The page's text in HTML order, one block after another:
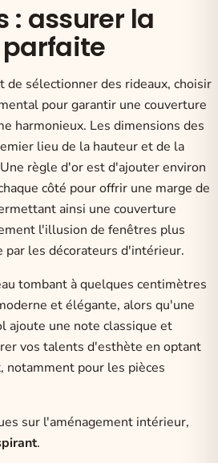
: assurer la
de sélectionner des rideaux, choisir
pour garantir une couverture
harmonieux. Les dimensions des
lieu de la hauteur et de la
règle d'or est d'ajouter environ
côté pour offrir une marge de
ainsi une couverture
l'illusion de fenêtres plus
par les décorateurs d'intérieur.
tombant à quelques centimètres
et élégante, alors qu'une
ajoute une note classique et
vos talents d'esthète en optant
notamment pour les pièces
sur l'aménagement intérieur,
.